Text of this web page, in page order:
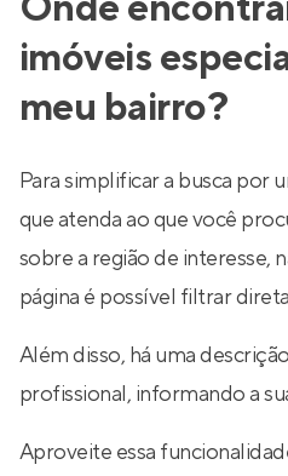
imóveis
meu bairro?
Para simplificar a busca por
que atenda ao que você
sobre a região de interesse,
página é possível filtrar
Além disso, há uma
profissional, informando a
Aproveite essa